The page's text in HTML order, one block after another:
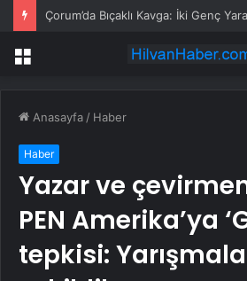
Çorum’da Bıçaklı Kavga: İki Genç
Menü
Anasayfa / Haber
Haber
Yazar ve
PEN Amerika’ya
tepkisi: